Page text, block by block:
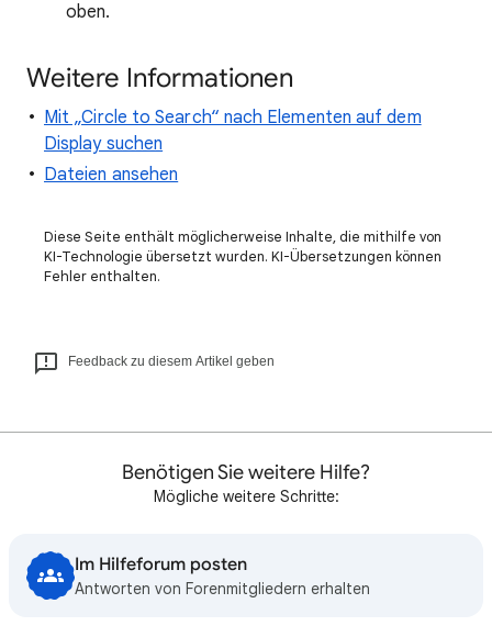
oben.
Weitere Informationen
Mit „Circle to Search“ nach Elementen auf dem
Display suchen
Dateien ansehen
Diese Seite enthält möglicherweise Inhalte, die mithilfe von
KI-Technologie übersetzt wurden. KI-Übersetzungen können
Fehler enthalten.
Feedback zu diesem Artikel geben
Benötigen Sie weitere Hilfe?
Mögliche weitere Schritte:
Im Hilfeforum posten
Antworten von Forenmitgliedern erhalten